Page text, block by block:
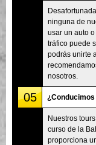
ninguna de
usar un auto
tráfico puede
podrás unirte
nosotros.
05
Nuestros
curso de la
proporciona